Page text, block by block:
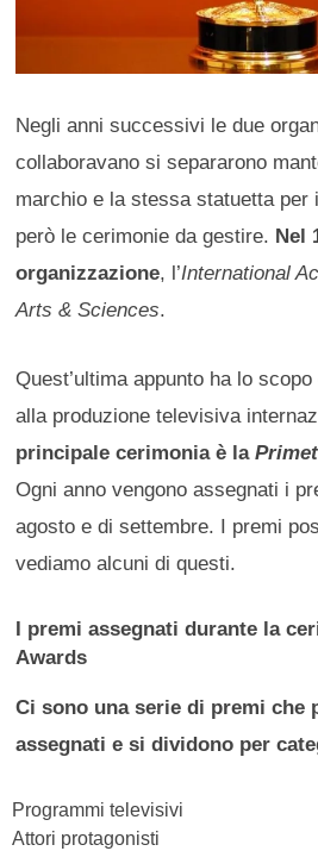
Negli anni successivi le due
collaboravano si separarono
marchio e la stessa statuetta per
però le cerimonie da gestire. Nel
organizzazione, l’International
Arts & Sciences.
Quest’ultima appunto ha lo
alla produzione televisiva
principale cerimonia è la
Ogni anno vengono assegnati i
agosto e di settembre. I premi
vediamo alcuni di questi.
I premi assegnati durante la
Awards
Ci sono una serie di premi che
assegnati e si dividono per
Programmi televisivi
Attori protagonisti